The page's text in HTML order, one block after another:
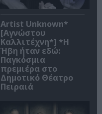
Artist Unknown*
[Αγνώστου
Καλλιτέχνη*] *Η
Ήβη ήταν εδώ:
Παγκόσμια
πρεμιέρα στο
Δημοτικό Θέατρο
Πειραιά